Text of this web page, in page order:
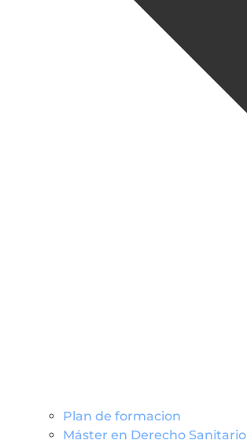
Plan de formacion
Máster en Derecho Sanitario